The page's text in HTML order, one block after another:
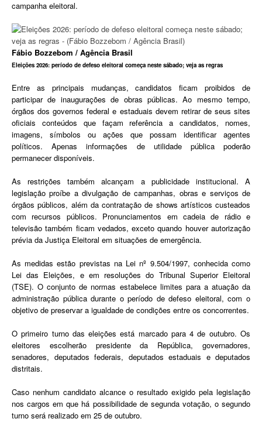
campanha eleitoral.
Fábio Bozzebom / Agência Brasil
Eleições 2026: período de defeso eleitoral começa neste sábado; veja as regras
Entre as principais mudanças, candidatos ficam proibidos de
participar de inaugurações de obras públicas. Ao mesmo tempo,
órgãos dos governos federal e estaduais devem retirar de seus sites
oficiais conteúdos que façam referência a candidatos, nomes,
imagens, símbolos ou ações que possam identificar agentes
políticos. Apenas informações de utilidade pública poderão
permanecer disponíveis.
As restrições também alcançam a publicidade institucional. A
legislação proíbe a divulgação de campanhas, obras e serviços de
órgãos públicos, além da contratação de shows artísticos custeados
com recursos públicos. Pronunciamentos em cadeia de rádio e
televisão também ficam vedados, exceto quando houver autorização
prévia da Justiça Eleitoral em situações de emergência.
As medidas estão previstas na Lei nº 9.504/1997, conhecida como
Lei das Eleições, e em resoluções do Tribunal Superior Eleitoral
(TSE). O conjunto de normas estabelece limites para a atuação da
administração pública durante o período de defeso eleitoral, com o
objetivo de preservar a igualdade de condições entre os concorrentes.
O primeiro turno das eleições está marcado para 4 de outubro. Os
eleitores escolherão presidente da República, governadores,
senadores, deputados federais, deputados estaduais e deputados
distritais.
Caso nenhum candidato alcance o resultado exigido pela legislação
nos cargos em que há possibilidade de segunda votação, o segundo
turno será realizado em 25 de outubro.